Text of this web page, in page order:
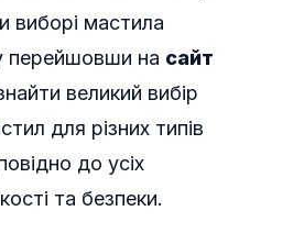
виборі мастила
перейшовши на сайт
великий вибір
для різних типів
до усіх
та безпеки.